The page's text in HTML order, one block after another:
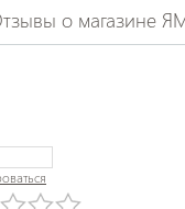
о магазине